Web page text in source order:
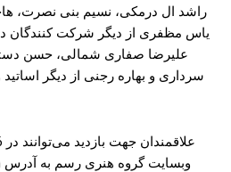
راشد ال درمکی، نسیم بنی نصرت،
ياس مظفرى از دیگر شرکت کنندگان
علیرضا صفاری شمالی، حسن
سرداری و بهاره رجنی از دیگر